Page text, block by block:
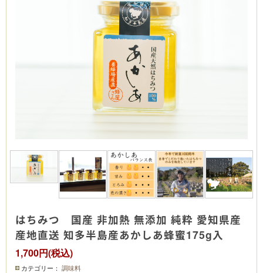
はちみつ 国産 非加熱 無添加 純粋 愛知県産
産地直送 知多半島産あかしあ蜂蜜175g入
1,700円(税込)
カテゴリー： 調味料